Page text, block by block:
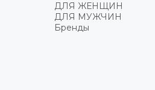
ДЛЯ ЖЕНЩИН
ДЛЯ МУЖЧИН
Бренды